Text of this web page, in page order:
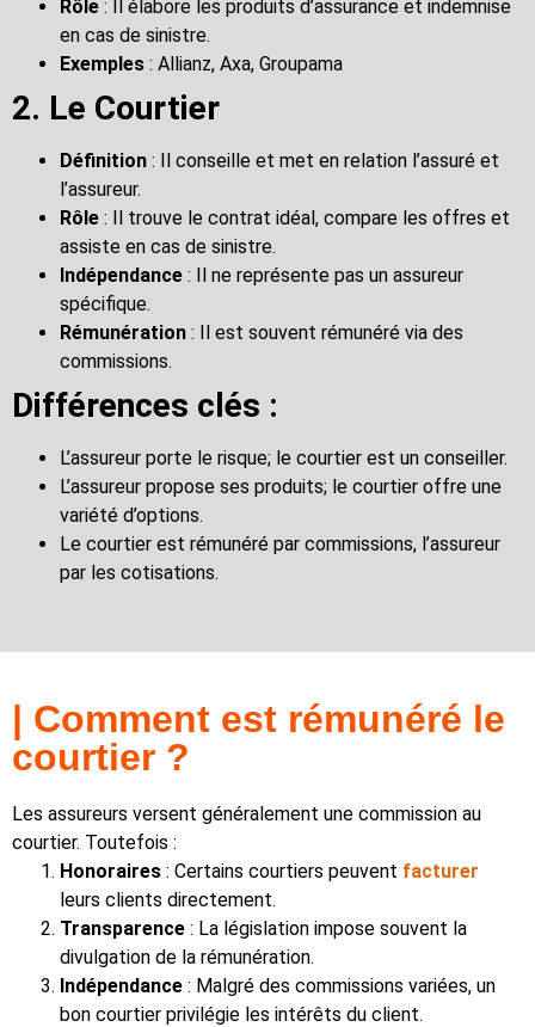
Rôle : Il élabore les produits d’assurance et indemnise
en cas de sinistre.
Exemples : Allianz, Axa, Groupama
2. Le Courtier
Définition : Il conseille et met en relation l’assuré et
l’assureur.
Rôle : Il trouve le contrat idéal, compare les offres et
assiste en cas de sinistre.
Indépendance : Il ne représente pas un assureur
spécifique.
Rémunération : Il est souvent rémunéré via des
commissions.
Différences clés :
L’assureur porte le risque; le courtier est un conseiller.
L’assureur propose ses produits; le courtier offre une
variété d’options.
Le courtier est rémunéré par commissions, l’assureur
par les cotisations.
| Comment est rémunéré le
courtier ?
Les assureurs versent généralement une commission au
courtier. Toutefois :
Honoraires : Certains courtiers peuvent facturer
leurs clients directement.
Transparence : La législation impose souvent la
divulgation de la rémunération.
Indépendance : Malgré des commissions variées, un
bon courtier privilégie les intérêts du client.